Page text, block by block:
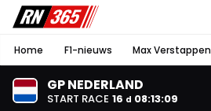
Home F1-nieuws Max Verstappen
GP NEDERLAND
START RACE 16 d 08:13:08